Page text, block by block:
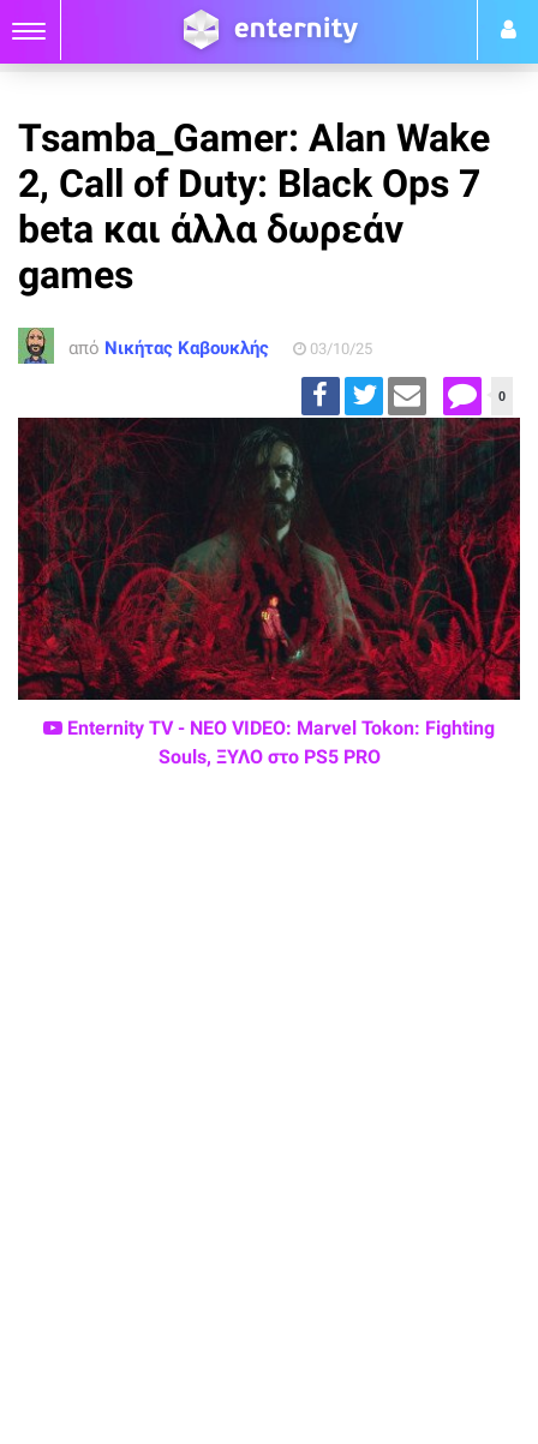
Tsamba_Gamer: Alan Wake
2, Call of Duty: Black Ops 7
beta και άλλα δωρεάν
games
από Νικήτας Καβουκλής 03/10/25
0
Enternity TV - ΝΕΟ VIDEO: Marvel Tokon: Fighting
Souls, ΞΥΛΟ στο PS5 PRO